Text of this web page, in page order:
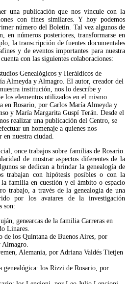
una publicación que nos vincule con la
con fines similares. Y hoy podemos
número del Boletín. Tal vez algunos de
en números posteriores, transformarse en
la transcripción de fuentes documentales
y de eventos importantes para nuestra
con las siguientes colaboraciones:
Genealógicos y Heráldicos de
Almeyda y Almagro. El autor, creador del
institución, nos lo describe y
los elementos utilizados en el mismo.
en Rosario, por Carlos María Almeyda y
y María Margarita Guspí Terán. Desde el
realizar una publicación del Centro, se
un homenaje a quienes nos
en nuestra ciudad.
once trabajos sobre familias de Rosario.
de mostrar aspectos diferentes de la
se dedican a brindar la genealogía de
trabajan con hipótesis posibles o con la
familia en cuestión y el ámbito o espacio
trabajo, a través de la genealogía de una
por los avatares de la investigación
son:
genearcas de la familia Carreras en
Linares.
de los Quintana de Buenos Aires, por
Alemania, por Adriana Valdés Tietjen
genealógica: los Rizzi de Rosario, por